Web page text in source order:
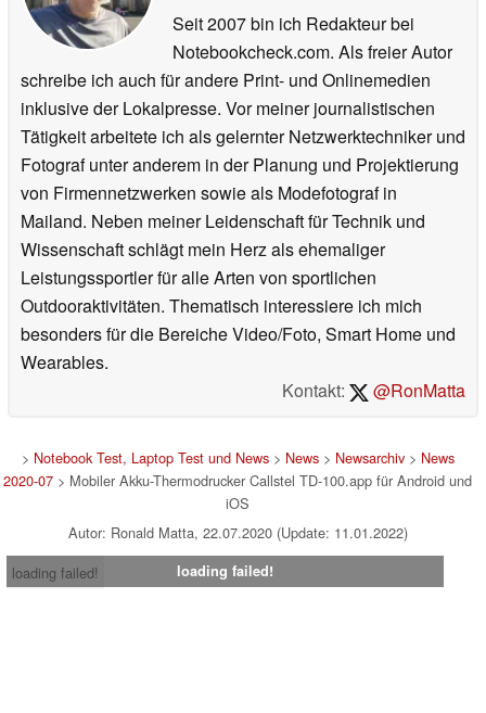
Seit 2007 bin ich Redakteur bei
Notebookcheck.com. Als freier Autor
schreibe ich auch für andere Print- und Onlinemedien
inklusive der Lokalpresse. Vor meiner journalistischen
Tätigkeit arbeitete ich als gelernter Netzwerktechniker und
Fotograf unter anderem in der Planung und Projektierung
von Firmennetzwerken sowie als Modefotograf in
Mailand. Neben meiner Leidenschaft für Technik und
Wissenschaft schlägt mein Herz als ehemaliger
Leistungssportler für alle Arten von sportlichen
Outdooraktivitäten. Thematisch interessiere ich mich
besonders für die Bereiche Video/Foto, Smart Home und
Wearables.
Kontakt:
@RonMatta
> Notebook Test, Laptop Test und News> News> Newsarchiv> News
2020-07 > Mobiler Akku-Thermodrucker Callstel TD-100.app für Android und
iOS
Autor: Ronald Matta, 22.07.2020 (Update: 11.01.2022)
loading failed!
loading failed!